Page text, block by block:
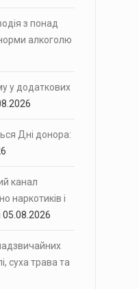
з понад
алкоголю
у додаткових
Дні донора:
канал
наркотиків і
05.08.2026
суха трава та